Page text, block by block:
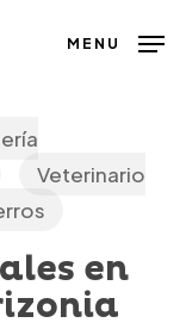
MENU
Veterinario
en